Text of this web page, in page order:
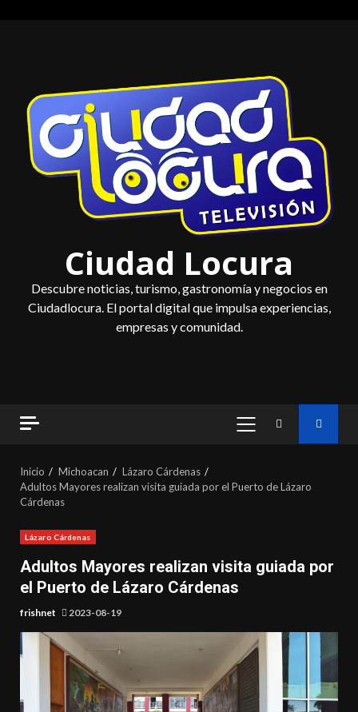
Ciudad Locura
Descubre noticias, turismo, gastronomía y negocios en
Ciudadlocura. El portal digital que impulsa experiencias,
empresas y comunidad.
MENÚ
Inicio Michoacan
Lázaro Cárdenas
Adultos Mayores realizan visita guiada por el Puerto de Lázaro
Cárdenas
Lázaro Cárdenas
Adultos Mayores realizan visita guiada por
el Puerto de Lázaro Cárdenas
frishnet 2023-08-19